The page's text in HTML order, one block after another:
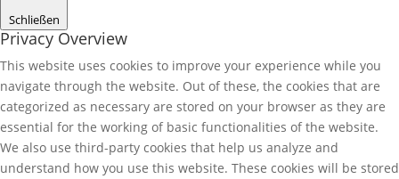
Schließen
Privacy Overview
This website uses cookies to improve your experience while you
navigate through the website. Out of these, the cookies that are
categorized as necessary are stored on your browser as they are
essential for the working of basic functionalities of the website.
We also use third-party cookies that help us analyze and
understand how you use this website. These cookies will be stored